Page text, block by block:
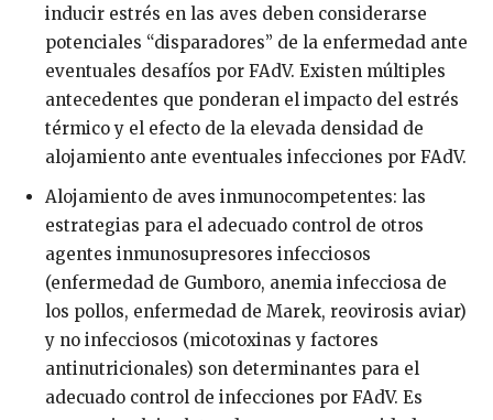
inducir estrés en las aves deben considerarse
potenciales “disparadores” de la enfermedad ante
eventuales desafíos por FAdV. Existen múltiples
antecedentes que ponderan el impacto del estrés
térmico y el efecto de la elevada densidad de
alojamiento ante eventuales infecciones por FAdV.
Alojamiento de aves inmunocompetentes: las
estrategias para el adecuado control de otros
agentes inmunosupresores infecciosos
(enfermedad de Gumboro, anemia infecciosa de
los pollos, enfermedad de Marek, reovirosis aviar)
y no infecciosos (micotoxinas y factores
antinutricionales) son determinantes para el
adecuado control de infecciones por FAdV. Es